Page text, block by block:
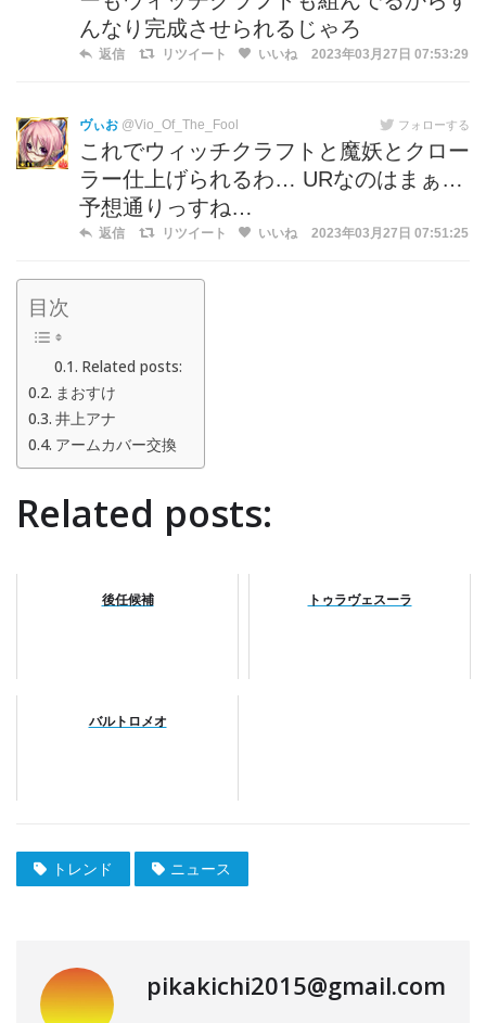
んなり完成させられるじゃろ
返信 リツイート いいね 2023年03月27日 07:53:29
ヴぃお @Vio_Of_The_Fool フォローする
これでウィッチクラフトと魔妖とクロー
ラー仕上げられるわ… URなのはまぁ…
予想通りっすね…
返信 リツイート いいね 2023年03月27日 07:51:25
目次
Related posts:
まおすけ
井上アナ
アームカバー交換
Related posts:
後任候補 トゥラヴェスーラ
バルトロメオ
トレンド ニュース
pikakichi2015@gmail.com